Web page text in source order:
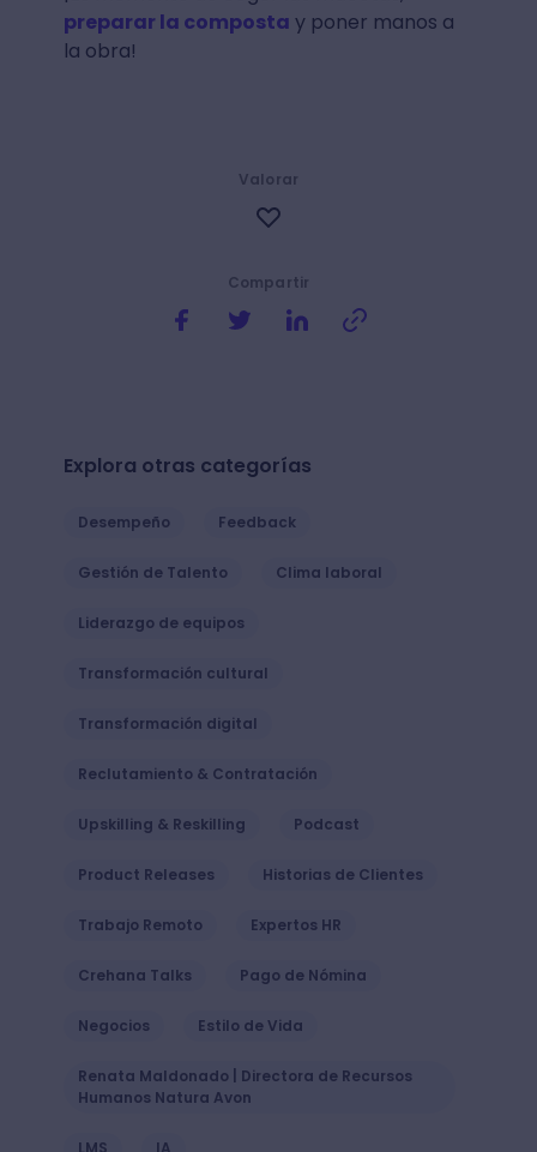
preparar la composta y poner manos a
la obra!
Compartir
Valorar
Explora otras categorías
Desempeño Feedback
Gestión de Talento Clima laboral
Liderazgo de equipos
Transformación cultural
Transformación digital
Reclutamiento & Contratación
Upskilling & Reskilling Podcast
Product Releases Historias de Clientes
Trabajo Remoto Expertos HR
Crehana Talks Pago de Nómina
Negocios Estilo de Vida
Renata Maldonado | Directora de Recursos
Humanos Natura Avon